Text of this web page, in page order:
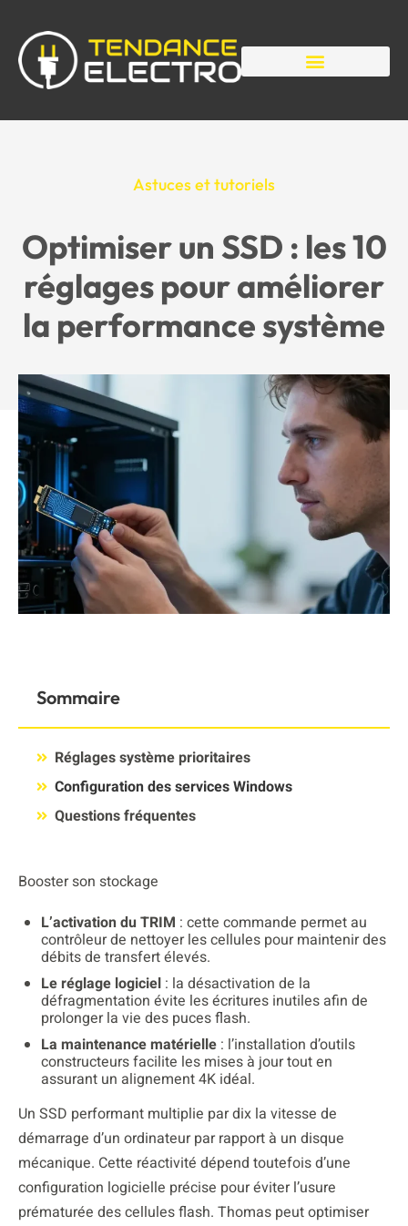
Astuces et tutoriels
Optimiser un SSD : les 10
réglages pour améliorer
la performance système
Sommaire
Réglages système prioritaires
Configuration des services Windows
Questions fréquentes
Booster son stockage
L’activation du TRIM : cette commande permet au
contrôleur de nettoyer les cellules pour maintenir des
débits de transfert élevés.
Le réglage logiciel : la désactivation de la
défragmentation évite les écritures inutiles afin de
prolonger la vie des puces flash.
La maintenance matérielle : l’installation d’outils
constructeurs facilite les mises à jour tout en
assurant un alignement 4K idéal.
Un SSD performant multiplie par dix la vitesse de
démarrage d’un ordinateur par rapport à un disque
mécanique. Cette réactivité dépend toutefois d’une
configuration logicielle précise pour éviter l’usure
prématurée des cellules flash. Thomas peut optimiser